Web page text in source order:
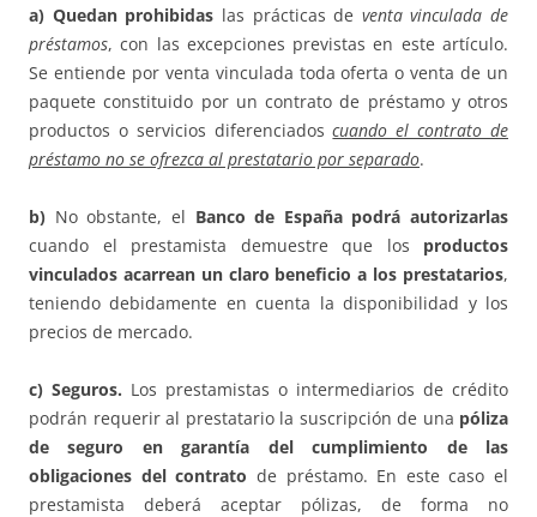
a) Quedan prohibidas las prácticas de venta vinculada de
préstamos, con las excepciones previstas en este artículo.
Se entiende por venta vinculada toda oferta o venta de un
paquete constituido por un contrato de préstamo y otros
productos o servicios diferenciadoscuando el contrato de
préstamo no se ofrezca al prestatario por separado.
b) No obstante, el Banco de España podrá autorizarlas
cuando el prestamista demuestre que los productos
vinculados acarrean un claro beneficio a los prestatarios,
teniendo debidamente en cuenta la disponibilidad y los
precios de mercado.
c) Seguros. Los prestamistas o intermediarios de crédito
podrán requerir al prestatario la suscripción de una póliza
de seguro en garantía del cumplimiento de las
obligaciones del contrato de préstamo. En este caso el
prestamista deberá aceptar pólizas, de forma no